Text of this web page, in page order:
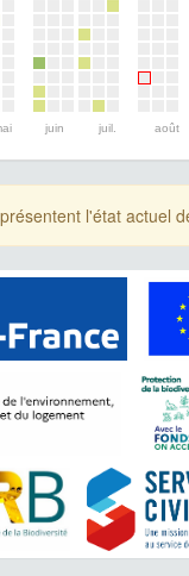
juin juil. août
l'état actuel